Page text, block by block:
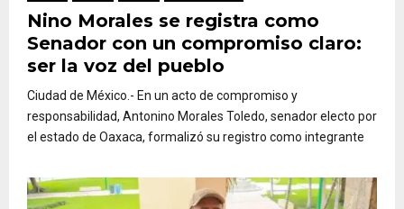
Nino Morales se registra como
Senador con un compromiso claro:
ser la voz del pueblo
Ciudad de México.- En un acto de compromiso y
responsabilidad, Antonino Morales Toledo, senador electo por
el estado de Oaxaca, formalizó su registro como integrante